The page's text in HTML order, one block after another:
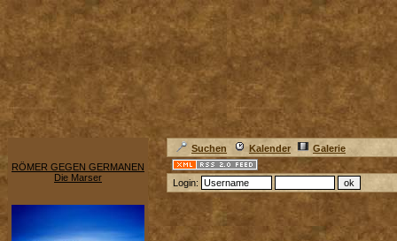
RÖMER GEGEN GERMANEN
Die Marser
Suchen Kalender Galerie
Login: